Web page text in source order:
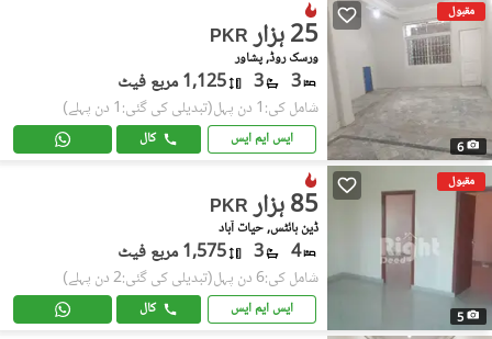
مقبول
6
PKR 25 ہزار
ورسک روڈ, پشاور
3
3 1,125 مربع فیٹ
شامل کی:1 دن پہل (تبدیلی کی گئی:1 دن پہلے)
ایس ایم ایس کال
مقبول
5
PKR 85 ہزار
ڈین ہائٹس, حیات آباد
4
3 1,575 مربع فیٹ
شامل کی:6 دن پہل (تبدیلی کی گئی:2 دن پہلے)
ایس ایم ایس کال